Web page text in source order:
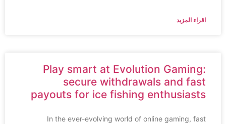
اقراء المزيد
Play smart at Evolution Gaming:
secure withdrawals and fast
payouts for ice fishing enthusiasts
In the ever-evolving world of online gaming, fast